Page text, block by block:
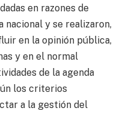
en razones de
y se realizaron,
en la opinión pública,
y en el normal
de la agenda
los criterios
a la gestión del